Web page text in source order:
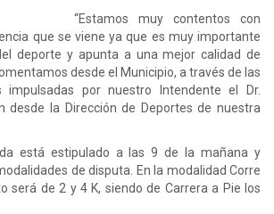
“Estamos muy contentos con
que se viene ya que es muy importante
deporte y apunta a una mejor calidad de
desde el Municipio, a través de las
impulsadas por nuestro Intendente el Dr.
desde la Dirección de Deportes de nuestra
está estipulado a las 9 de la mañana y
de disputa. En la modalidad Corre
será de 2 y 4 K, siendo de Carrera a Pie los